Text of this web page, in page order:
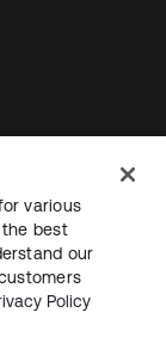
ュリティ
various
best
our
Policy